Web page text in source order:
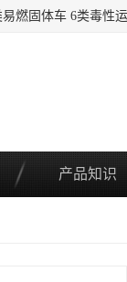
产品知识